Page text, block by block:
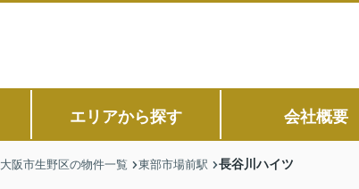
エリアから探す 会社概要
大阪市生野区の物件一覧 東部市場前駅 長谷川ハイツ